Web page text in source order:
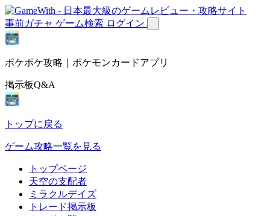
事前ガチャ ゲーム検索 ログイン
ポケポケ攻略｜ポケモンカードアプリ
掲示板Q&A
トップに戻る
ゲーム攻略一覧を見る
トップページ
天空の支配者
ミラクルデイズ
トレード掲示板